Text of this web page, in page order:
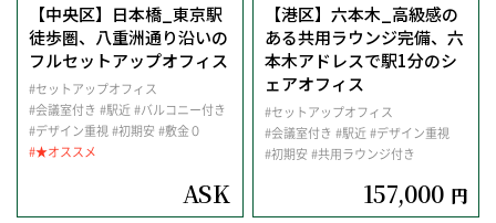
【中央区】日本橋_東京駅
徒歩圏、八重洲通り沿いの
フルセットアップオフィス
#セットアップオフィス
#会議室付き #駅近 #バルコニー付き
#デザイン重視#初期安 #敷金０
#★オススメ
ASK
【港区】六本木_高級感の
ある共用ラウンジ完備、六
本木アドレスで駅1分のシ
ェアオフィス
#セットアップオフィス
#会議室付き #駅近 #デザイン重視
#初期安 #共用ラウンジ付き
157,000 円